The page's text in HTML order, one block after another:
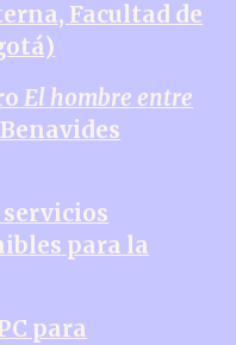
Facultad de
El hombre entre
servicios
para la
para